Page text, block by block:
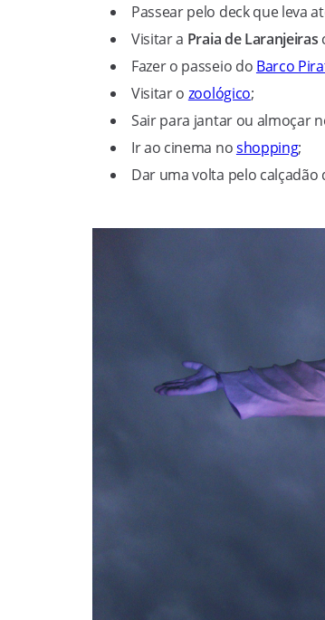
Passear pelo deck que leva
Visitar a Praia de Laranjeiras
Fazer o passeio do Barco
Visitar o zoológico;
Sair para jantar ou almoçar
Ir ao cinema noshopping;
Dar uma volta pelo calçadão